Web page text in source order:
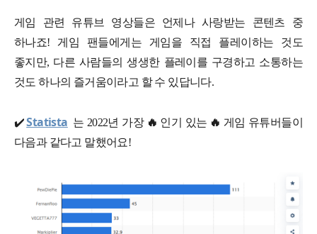
게임 관련 유튜브 영상들은 언제나 사랑받는 콘텐츠 중
하나죠! 게임 팬들에게는 게임을 직접 플레이하는 것도
좋지만, 다른 사람들의 생생한 플레이를 구경하고 소통하는
것도 하나의 즐거움이라고 할 수 있답니다.
✔️ Statista 는 2022년 가장 🔥 인기 있는 🔥 게임 유튜버들이
다음과 같다고 말했어요!